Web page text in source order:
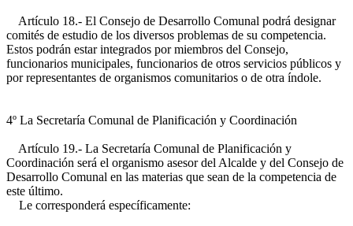
Artículo 18.- El Consejo de Desarrollo Comunal podrá designar
comités de estudio de los diversos problemas de su competencia.
Estos podrán estar integrados por miembros del Consejo,
funcionarios municipales, funcionarios de otros servicios públicos y
por representantes de organismos comunitarios o de otra índole.
4º La Secretaría Comunal de Planificación y Coordinación
Artículo 19.- La Secretaría Comunal de Planificación y
Coordinación será el organismo asesor del Alcalde y del Consejo de
Desarrollo Comunal en las materias que sean de la competencia de
este último.
Le corresponderá específicamente: